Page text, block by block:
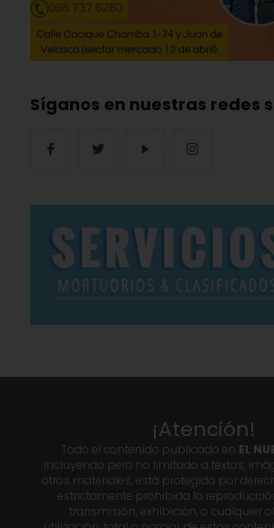
Síganos en nuestras redes
¡Atención!
Todo el contenido publicado en EL
incluyendo pero no limitado a textos,
otros materiales, está protegido por
estrictamente prohibida la
transmisión, exhibición, o cualquier